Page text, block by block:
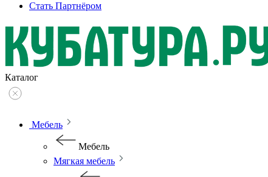
Стать Партнёром
Каталог
Мебель
Мебель
Мягкая мебель